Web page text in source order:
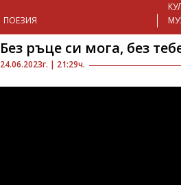
ПОЕЗИЯ
24.06.2023г. | 21:29ч.
Без ръце си мога, без